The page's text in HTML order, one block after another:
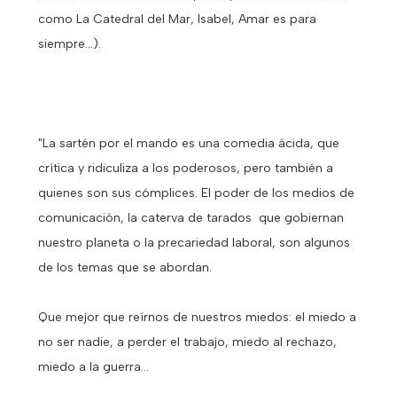
como La Catedral del Mar, Isabel, Amar es para
siempre...).
"La sartén por el mando es una comedia ácida, que
crítica y ridiculiza a los poderosos, pero también a
quienes son sus cómplices. El poder de los medios de
comunicación, la caterva de tarados que gobiernan
nuestro planeta o la precariedad laboral, son algunos
de los temas que se abordan.
Que mejor que reírnos de nuestros miedos: el miedo a
no ser nadie, a perder el trabajo, miedo al rechazo,
miedo a la guerra...